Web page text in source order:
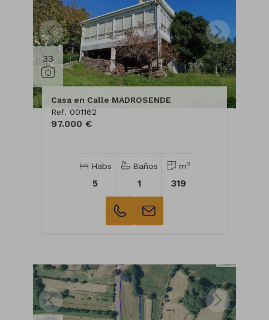
33
Casa en Calle MADROSENDE
Ref. 001162
97.000 €
Habs
5
Baños
1
m2
319